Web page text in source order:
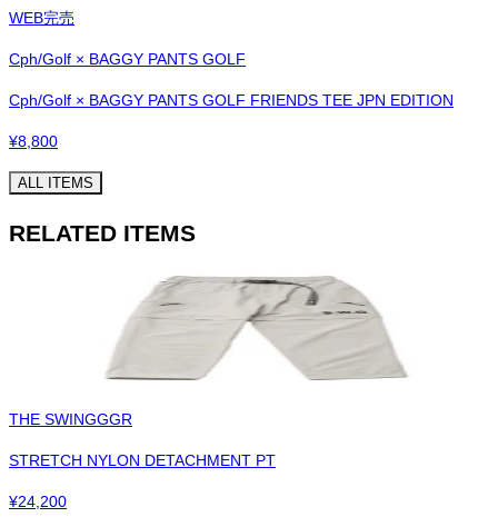
WEB完売
Cph/Golf × BAGGY PANTS GOLF
Cph/Golf × BAGGY PANTS GOLF FRIENDS TEE JPN EDITION
¥8,800
ALL ITEMS
RELATED ITEMS
THE SWINGGGR
STRETCH NYLON DETACHMENT PT
¥24,200